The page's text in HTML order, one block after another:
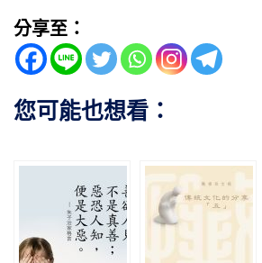
分享至：
您可能也想看：